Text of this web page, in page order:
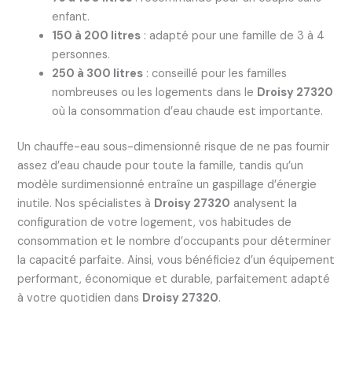
enfant.
150 à 200 litres: adapté pour une famille de 3 à 4
personnes.
250 à 300 litres: conseillé pour les familles
nombreuses ou les logements dans le Droisy 27320
où la consommation d’eau chaude est importante.
Un chauffe-eau sous-dimensionné risque de ne pas fournir
assez d’eau chaude pour toute la famille, tandis qu’un
modèle surdimensionné entraîne un gaspillage d’énergie
inutile. Nos spécialistes à Droisy 27320 analysent la
configuration de votre logement, vos habitudes de
consommation et le nombre d’occupants pour déterminer
la capacité parfaite. Ainsi, vous bénéficiez d’un équipement
performant, économique et durable, parfaitement adapté
à votre quotidien dans Droisy 27320.